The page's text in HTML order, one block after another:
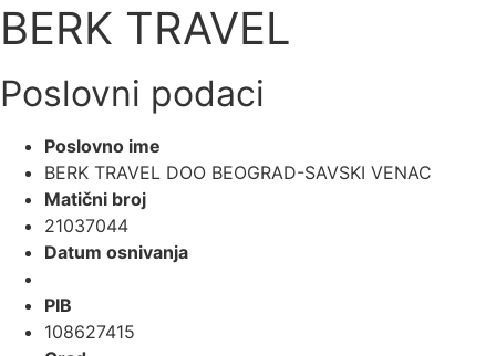
BERK TRAVEL
Poslovni podaci
Poslovno ime
BERK TRAVEL DOO BEOGRAD-SAVSKI VENAC
Matični broj
21037044
Datum osnivanja
PIB
108627415